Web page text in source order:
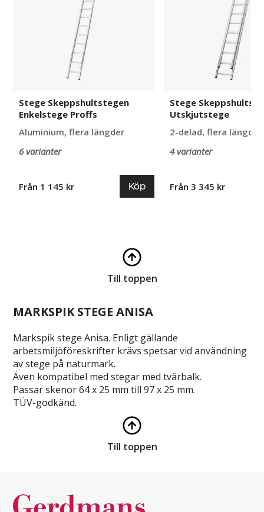
Stege Skeppshultstegen
Enkelstege Proffs
Aluminium, flera längder
6 varianter
Från 1 145 kr Köp
Stege
Utskjutstege
2-delad, flera längder
4 varianter
Från 3 345 kr
Till toppen
MARKSPIK STEGE ANISA
Markspik stege Anisa. Enligt gällande
arbetsmiljöföreskrifter krävs spetsar vid användning
av stege på naturmark.
Även kompatibel med stegar med tvärbalk.
Passar skenor 64 x 25 mm till 97 x 25 mm.
TÜV-godkänd.
Till toppen